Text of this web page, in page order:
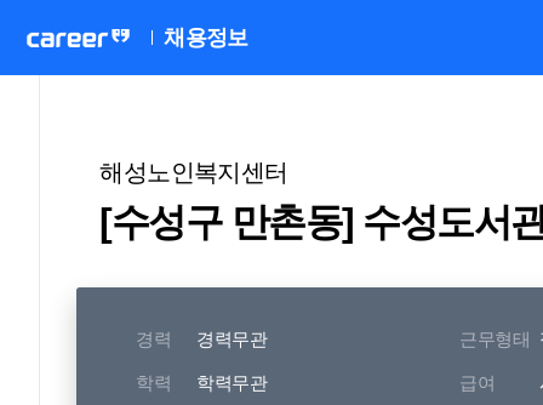
채용정보
해성노인복지센터
[수성구 만촌동] 수성도서
경력 경력무관 근무형태
학력 학력무관 급여